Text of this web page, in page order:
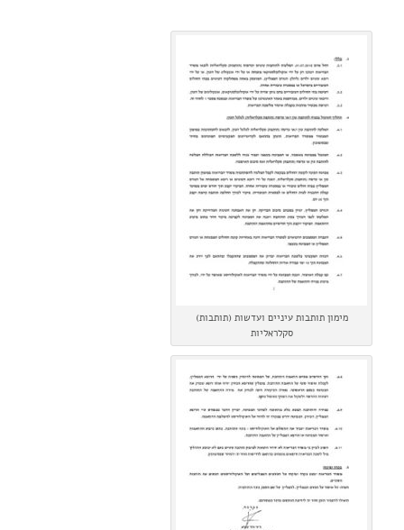
מימון תותבות עיניים ועדשות (תותבות)
סקלראליות